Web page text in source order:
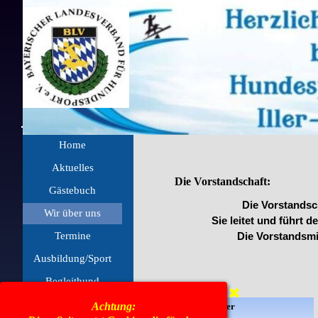
Achtung:
Home
Aktuelles
Gästebuch
Wir über uns
Termine
Ausbildung/Sport
Begleithund
▼
Rally O Turniere
Die Vorstandschaft:
Die
Sie leitet und führt
Die
1. Vorsitzender